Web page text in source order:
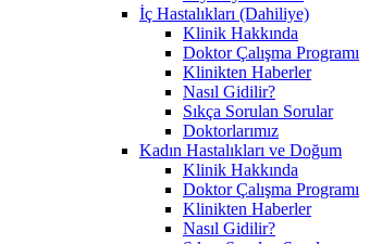
İç Hastalıkları (Dahiliye)
Klinik Hakkında
Doktor Çalışma Programı
Klinikten Haberler
Nasıl Gidilir?
Sıkça Sorulan Sorular
Doktorlarımız
Kadın Hastalıkları ve Doğum
Klinik Hakkında
Doktor Çalışma Programı
Klinikten Haberler
Nasıl Gidilir?